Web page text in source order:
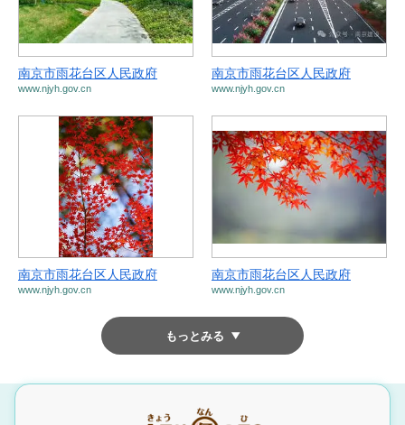
南京市雨花台区人民政府
www.njyh.gov.cn
南京市雨花台区人民政府
www.njyh.gov.cn
南京市雨花台区人民政府
www.njyh.gov.cn
南京市雨花台区人民政府
www.njyh.gov.cn
もっとみる